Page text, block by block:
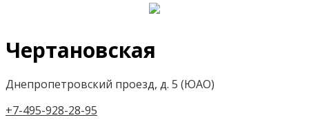
Чертановская
Днепропетровский проезд, д. 5 (ЮАО)
+7-495-928-28-95